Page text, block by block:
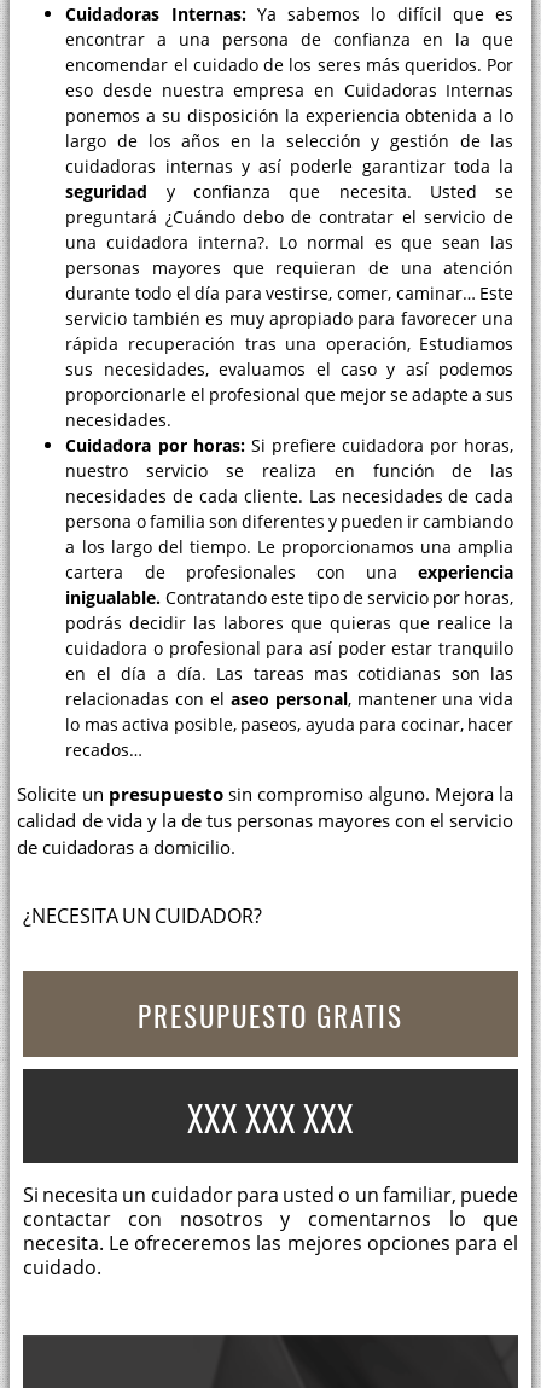
Cuidadoras Internas:Ya sabemos lo difícil que es
encontrar a una persona de confianza en la que
encomendar el cuidado de los seres más queridos. Por
eso desde nuestra empresa en Cuidadoras Internas
ponemos a su disposición la experiencia obtenida a lo
largo de los años en la selección y gestión de las
cuidadoras internas y así poderle garantizar toda la
seguridad y confianza que necesita. Usted se
preguntará ¿Cuándo debo de contratar el servicio de
una cuidadora interna?. Lo normal es que sean las
personas mayores que requieran de una atención
durante todo el día para vestirse, comer, caminar… Este
servicio también es muy apropiado para favorecer una
rápida recuperación tras una operación, Estudiamos
sus necesidades, evaluamos el caso y así podemos
proporcionarle el profesional que mejor se adapte a sus
necesidades.
Cuidadora por horas:Si prefiere cuidadora por horas,
nuestro servicio se realiza en función de las
necesidades de cada cliente. Las necesidades de cada
persona o familia son diferentes y pueden ir cambiando
a los largo del tiempo. Le proporcionamos una amplia
cartera de profesionales con unaexperiencia
inigualable. Contratando este tipo de servicio por horas,
podrás decidir las labores que quieras que realice la
cuidadora o profesional para así poder estar tranquilo
en el día a día. Las tareas mas cotidianas son las
relacionadas con el aseo personal, mantener una vida
lo mas activa posible, paseos, ayuda para cocinar, hacer
recados…
Solicite un presupuesto sin compromiso alguno. Mejora la
calidad de vida y la de tus personas mayores con el servicio
de cuidadoras a domicilio.
¿NECESITA UN CUIDADOR?
PRESUPUESTO GRATIS
XXX XXX XXX
Si necesita un cuidador para usted o un familiar, puede
contactar con nosotros y comentarnos lo que
necesita. Le ofreceremos las mejores opciones para el
cuidado.